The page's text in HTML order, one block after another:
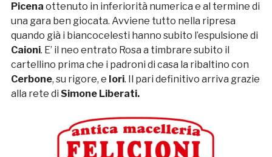
Picena ottenuto in inferiorità numerica e al termine di
una gara ben giocata. Avviene tutto nella ripresa
quando già i biancocelesti hanno subito l’espulsione di
Caioni. E’ il neo entrato Rosa a timbrare subito il
cartellino prima che i padroni di casa la ribaltino con
Cerbone, su rigore, e Iori. Il pari definitivo arriva grazie
alla rete di Simone Liberati.